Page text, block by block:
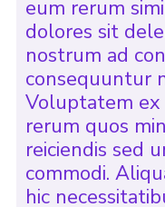
eum rerum
dolores sit
nostrum ad
consequuntur
Voluptatem
rerum quos
reiciendis sed
commodi.
hic